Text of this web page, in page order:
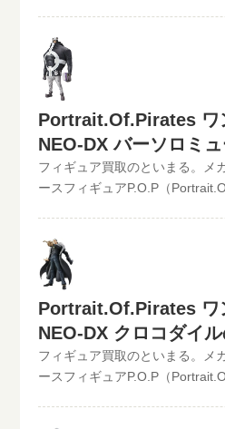
下記のような入力方法でも仮買
まる。開催中の買取キャンペー
仮買取査定金額に納得したら、
フォームからお申込みください
の宅配キットが届いたら、ダン
送るだけ。自宅から出ることな
のが売れます！宅配買取可能地
でもお買取り可能です！買取査
全て無料です。JANコード入力
ります。かんたん買取査定は
まる。開催中の買取キャンペー
査定は全て最新の相場で改めて
安心ください。》
NEO-DX 鷹の目のミホーク
取価格は2,000円（未開封の場
て世界最強の剣士“鷹の目のミ
と彩色で、その鋭い眼光や世界
仕込み刀までもイメージ通りに
P.O.P（Portrait.Of.Pirates）の
↓ハイクオリティフィギュアの
る。その他【POP】【フィギュ
ピースフィギュア買取価格はコ
定の仮買取査定金額に納得した
込みフォームからお申込みくだ
無料の宅配キットが届いたら、
て、送るだけ。自宅から出るこ
いものが売れます！宅配買取可
からでもお買取り可能です！買
など全て無料です。JANコード
Portrait.Of.Pirates ワ
NEO-DX バーソロミ
格
フィギュア買取のといまる。メ
ースフィギュアP.O.P（
査定は全て最新の相場で改めて
安心ください。》
NEO-DX バーソロミュー・くま
の買取価格は5,000円（未開封
シリーズに、いよいよ王下七武
ー・くまが登場します。その存
リーズ最大のボリュームでイメ
Portrait.Of.Pirates ワ
NEO-DX クロコダイ
フィギュア買取のといまる。メ
ースフィギュアP.O.P（